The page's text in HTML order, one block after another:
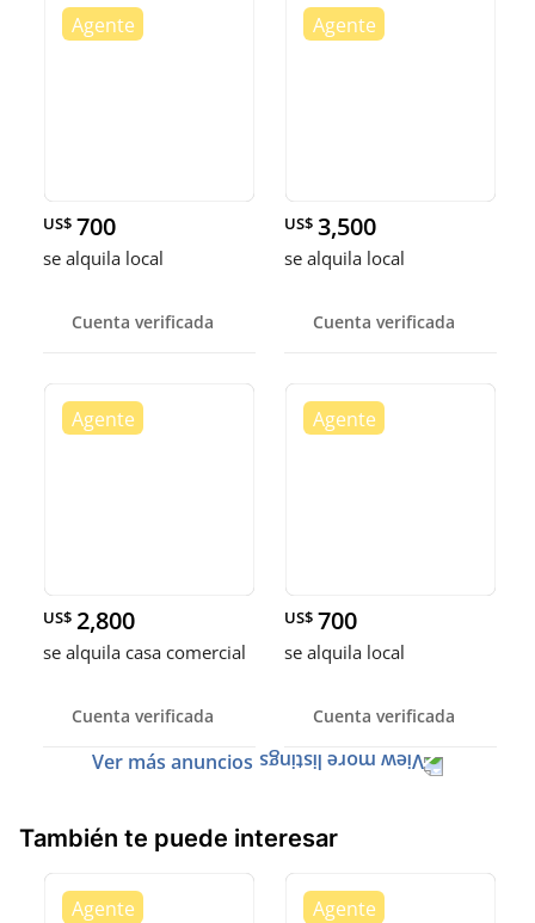
US$ 700
se alquila local
Cuenta verificada
US$ 3,500
se alquila local
Cuenta verificada
US$ 2,800
se alquila casa comercial
Cuenta verificada
US$ 700
se alquila local
Cuenta verificada
Ver más anuncios
También te puede interesar